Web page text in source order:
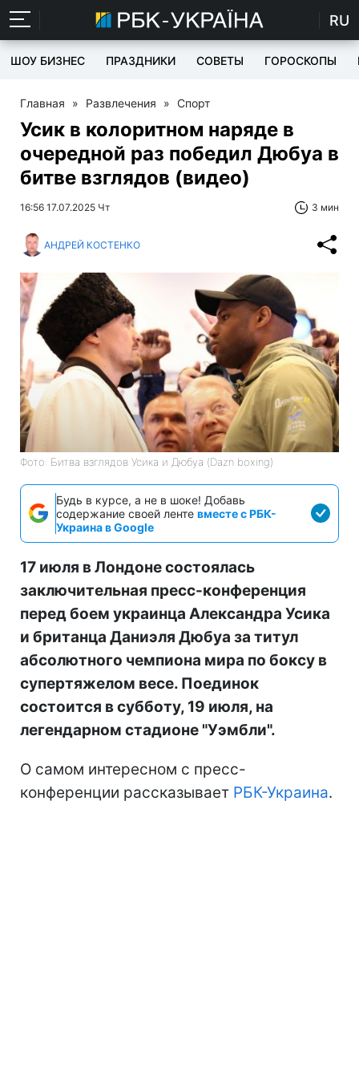
RU
ШОУ БИЗНЕС ПРАЗДНИКИ СОВЕТЫ ГОРОСКОПЫ
Главная » Развлечения » Спорт
Усик в колоритном наряде в
очередной раз победил Дюбуа в
битве взглядов (видео)
16:56 17.07.2025 Чт 3 мин
АНДРЕЙ КОСТЕНКО
Фото: Битва взглядов Усика и Дюбуа (Dazn boxing)
Будь в курсе, а не в шоке! Добавь
содержание своей ленте вместе с РБК-
Украина в Google
17 июля в Лондоне состоялась
заключительная пресс-конференция
перед боем украинца Александра Усика
и британца Даниэля Дюбуа за титул
абсолютного чемпиона мира по боксу в
супертяжелом весе. Поединок
состоится в субботу, 19 июля, на
легендарном стадионе "Уэмбли".
О самом интересном с пресс-
конференции рассказывает РБК-Украина.